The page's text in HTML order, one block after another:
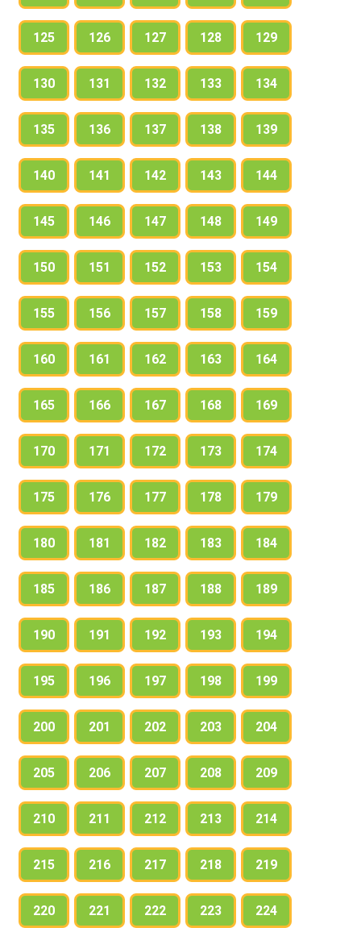
125 126 127 128 129
130 131 132 133 134
135 136 137 138 139
140 141 142 143 144
145 146 147 148 149
150 151 152 153 154
155 156 157 158 159
160 161 162 163 164
165 166 167 168 169
170 171 172 173 174
175 176 177 178 179
180 181 182 183 184
185 186 187 188 189
190 191 192 193 194
195 196 197 198 199
200 201 202 203 204
205 206 207 208 209
210 211 212 213 214
215 216 217 218 219
220 221 222 223 224